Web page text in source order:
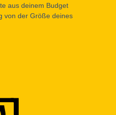
aus deinem Budget
von der Größe deines